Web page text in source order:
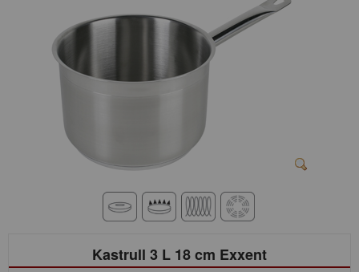
Kastrull 3 L 18 cm Exxent